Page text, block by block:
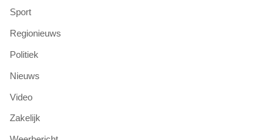
Sport
Regionieuws
Politiek
Nieuws
Video
Zakelijk